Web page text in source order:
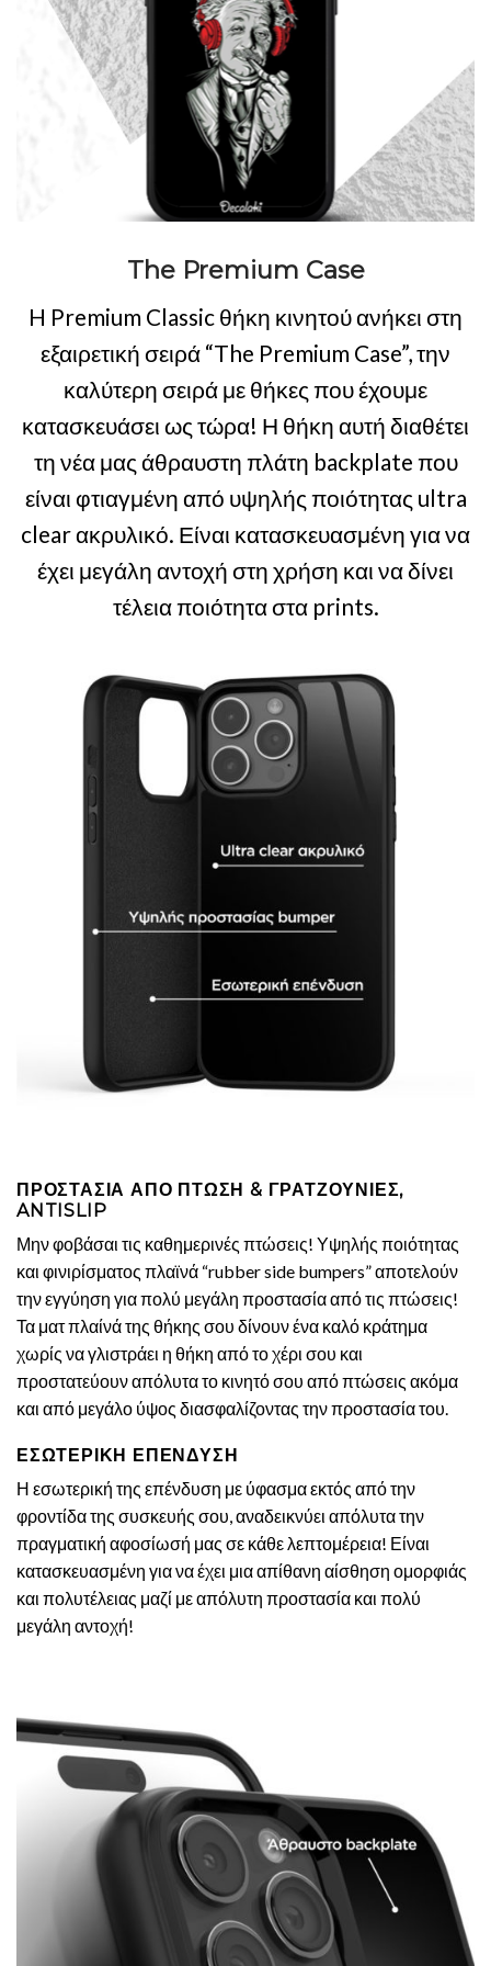
The Premium Case
H Premium Classic θήκη κινητού ανήκει στη
εξαιρετική σειρά “The Premium Case”, την
καλύτερη σειρά με θήκες που έχουμε
κατασκευάσει ως τώρα! Η θήκη αυτή διαθέτει
τη νέα μας άθραυστη πλάτη backplate που
είναι φτιαγμένη από υψηλής ποιότητας ultra
clear ακρυλικό. Είναι κατασκευασμένη για να
έχει μεγάλη αντοχή στη χρήση και να δίνει
τέλεια ποιότητα στα prints.
ΠΡΟΣΤΑΣΙΑ ΑΠΟ ΠΤΩΣΗ & ΓΡΑΤΖΟΥΝΙΕΣ,
ANTISLIP
Μην φοβάσαι τις καθημερινές πτώσεις! Υψηλής ποιότητας
και φινιρίσματος πλαϊνά “rubber side bumpers” αποτελούν
την εγγύηση για πολύ μεγάλη προστασία από τις πτώσεις!
Τα ματ πλαίνά της θήκης σου δίνουν ένα καλό κράτημα
χωρίς να γλιστράει η θήκη από το χέρι σου και
προστατεύουν απόλυτα το κινητό σου από πτώσεις ακόμα
και από μεγάλο ύψος διασφαλίζοντας την προστασία του.
ΕΣΩΤΕΡΙΚΗ ΕΠΕΝΔΥΣΗ
Η εσωτερική της επένδυση με ύφασμα εκτός από την
φροντίδα της συσκευής σου, αναδεικνύει απόλυτα την
πραγματική αφοσίωσή μας σε κάθε λεπτομέρεια! Είναι
κατασκευασμένη για να έχει μια απίθανη αίσθηση ομορφιάς
και πολυτέλειας μαζί με απόλυτη προστασία και πολύ
μεγάλη αντοχή!